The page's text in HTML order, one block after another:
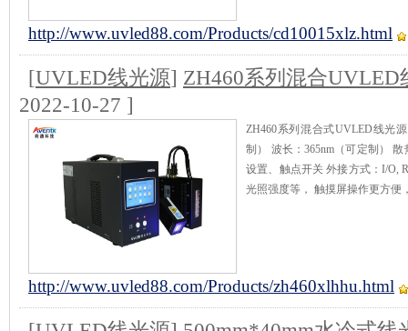
http://www.uvled88.com/Products/cd10015xlz.html
[UVLED线光源] ZH460系列混合UVLED
2022-10-27 ]
ZH460系列混合式UVLED线光
制） 波长：365nm（可定制）
设置、触点开关 外接方式：I/O,
光照强度等， 触摸屏操作更方便
http://www.uvled88.com/Products/zh460xlhhu.html